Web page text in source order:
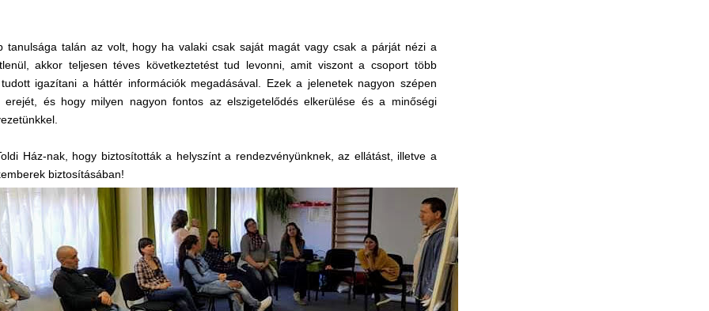
tanulsága talán az volt, hogy ha valaki csak saját magát vagy csak a párját nézi a
akkor teljesen téves következtetést tud levonni, amit viszont a csoport több
igazítani a háttér információk megadásával. Ezek a jelenetek nagyon szépen
erejét, és hogy milyen nagyon fontos az elszigetelődés elkerülése és a minőségi
Ház-nak, hogy biztosították a helyszínt a rendezvényünknek, az ellátást, illetve a
biztosításában!